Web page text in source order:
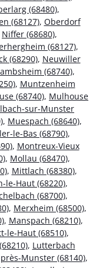
(68480),
(68127), Oberdorf
Niffer (68680),
(68127),
(68290), Neuwiller
(68740),
, Muntzenheim
(68740), Mulhouse
sur-Munster
, Muespach (68640),
le-Bas (68790),
, Montreux-Vieux
, Mollau (68470),
, Mittlach (68380),
le-Haut (68220),
(68700),
, Merxheim (68500),
, Manspach (68210),
le-Haut (68510),
, Lutterbach
Munster (68140),